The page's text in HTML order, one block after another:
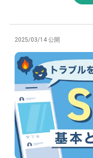
2025/03/14 公開